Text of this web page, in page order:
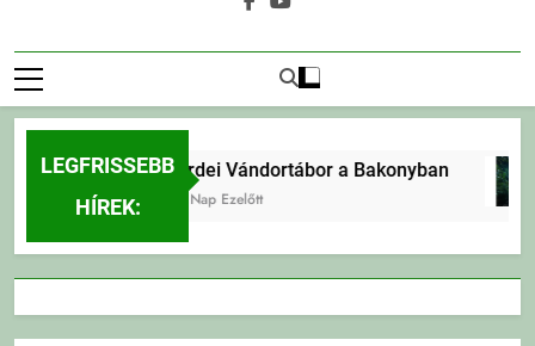
LEGFRISSEBB
HÍREK:
Erdei Vándortábor a Bakonyban
2 Nap Ezelőtt